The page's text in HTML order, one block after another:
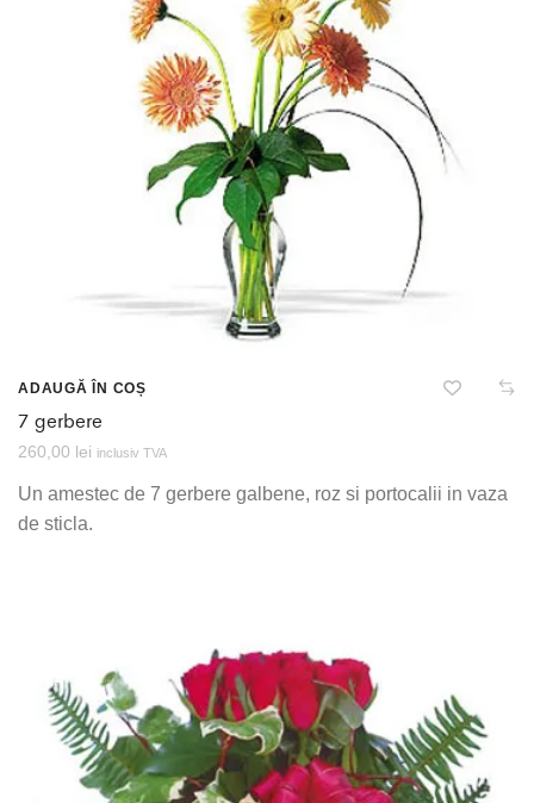
ADAUGĂ ÎN COȘ
7 gerbere
260,00 lei inclusiv TVA
Un amestec de 7 gerbere galbene, roz si portocalii in vaza
de sticla.